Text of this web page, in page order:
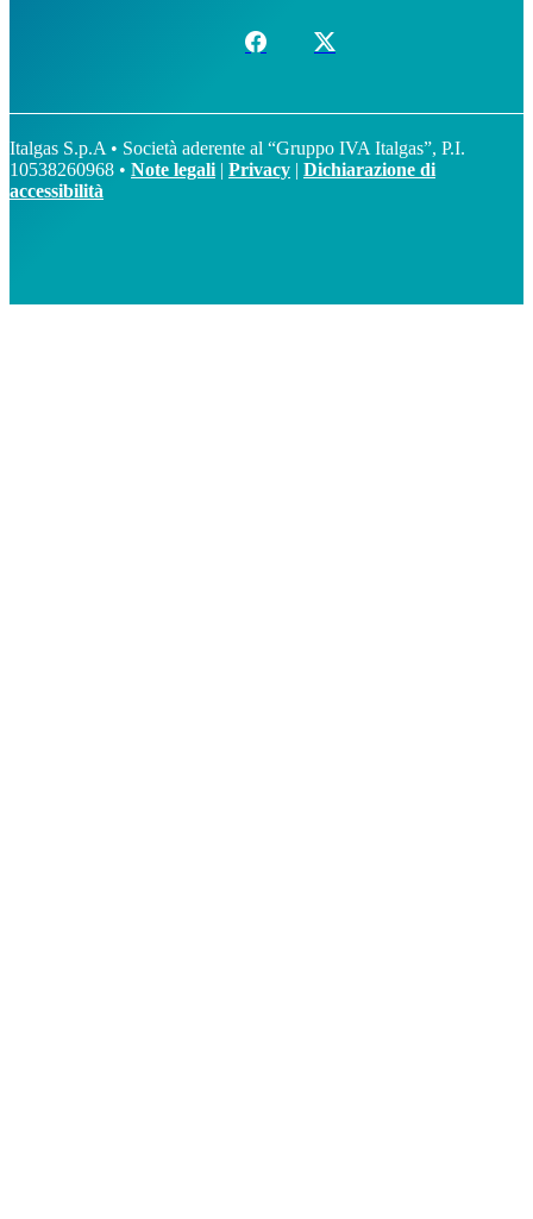
Italgas S.p.A • Società aderente al “Gruppo IVA Italgas”, P.I.
10538260968 • Note legali | Privacy | Dichiarazione di
accessibilità